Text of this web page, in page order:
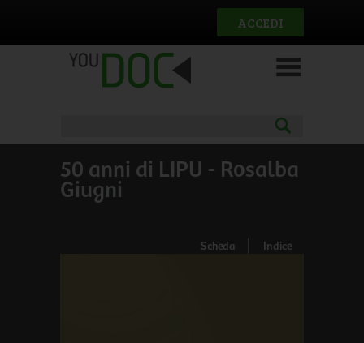
ACCEDI
50 anni di LIPU - Rosalba
Giugni
Scheda Indice